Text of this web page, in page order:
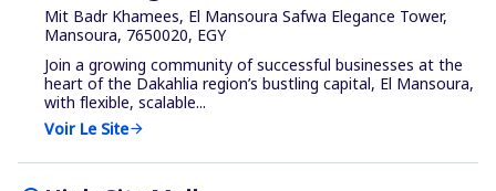
Mit Badr Khamees, El Mansoura Safwa Elegance Tower,
Mansoura, 7650020, EGY
Join a growing community of successful businesses at the
heart of the Dakahlia region’s bustling capital, El Mansoura,
with flexible, scalable...
Voir Le Sitearrow_forward